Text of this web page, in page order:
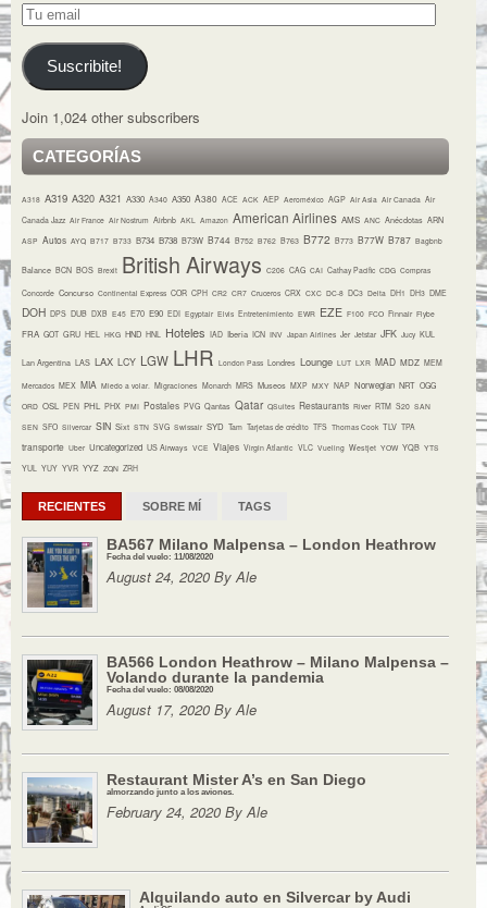
Tu
email
Suscribite!
Join 1,024 other subscribers
CATEGORÍAS
A318 A319 A320 A321 A330 A340 A350 A380 ACE ACK AEP Aeroméxico AGP Air Asia Air Canada Air
Canada Jazz Air France Air Nostrum Airbnb AKL Amazon American Airlines AMS ANC Anécdotas ARN
ASP Autos AYQ B717 B733 B734 B738 B73W B744 B752 B762 B763 B772 B773 B77W B787 Bagbnb
Balance BCN BOS Brexit British Airways C206 CAG CAI Cathay Pacific CDG Compras
Concorde Concurso Continental Express COR CPH CR2 CR7 Cruceros CRX CXC DC-8 DC3 Delta DH1 DH3 DME
DOH DPS DUB DXB E45 E70 E90 EDI Egyptair Elvis Entretenimiento EWR EZE F100 FCO Finnair Flybe
FRA GOT GRU HEL HKG HND HNL Hoteles IAD Iberia ICN INV Japan Airlines Jer Jetstar JFK Jucy KUL
Lan Argentina LAS LAX LCY LGW LHR London Pass Londres Lounge LUT LXR MAD MDZ MEM
Mercados MEX MIA Miedo a volar. Migraciones Monarch MRS Museos MXP MXY NAP Norwegian NRT OGG
ORD OSL PEN PHL PHX PMI Postales PVG Qantas Qatar QSuites Restaurants River RTM S20 SAN
SEN SFO Silvercar SIN Sixt STN SVG Swissair SYD Tam Tarjetas de crédito TFS Thomas Cook TLV TPA
transporte Uber Uncategorized US Airways VCE Viajes Virgin Atlantic VLC Vueling Westjet YOW YQB YTS
YUL YUY YVR YYZ ZQN ZRH
RECIENTES SOBRE MÍ TAGS
BA567 Milano Malpensa – London Heathrow
Fecha del vuelo: 11/08/2020
August 24, 2020 By Ale
BA566 London Heathrow – Milano Malpensa –
Volando durante la pandemia
Fecha del vuelo: 08/08/2020
August 17, 2020 By Ale
Restaurant Mister A’s en San Diego
almorzando junto a los aviones.
February 24, 2020 By Ale
Alquilando auto en Silvercar by Audi